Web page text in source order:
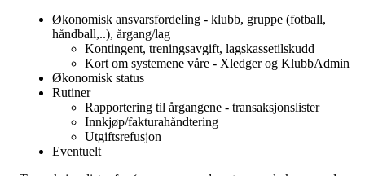
Økonomisk ansvarsfordeling - klubb, gruppe (fotball,
håndball,..), årgang/lag
Kontingent, treningsavgift, lagskassetilskudd
Kort om systemene våre - Xledger og KlubbAdmin
Økonomisk status
Rutiner
Rapportering til årgangene - transaksjonslister
Innkjøp/fakturahåndtering
Utgiftsrefusjon
Eventuelt